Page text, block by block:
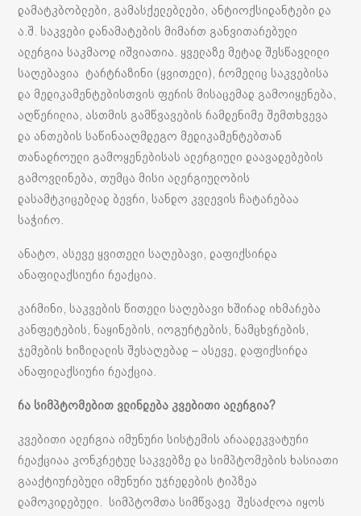
დამატკბობლები, გამასქელებლები, ანტიოქსიდანტები და
ა.შ. საკვები დანამატების მიმართ განვითარებული
ალერგია საკმაოდ იშვიათია. ყველაზე მეტად შესწავლილი
საღებავია ტარტრაზინი (ყვითელი), რომელიც საკვებისა
და მედიკამენტებისთვის ფერის მისაცემად გამოიყენება,
აღწერილია, ასთმის გამწვავების რამდენიმე შემთხვევა
და ანთების საწინააღმდეგო მედიკამენტებთან
თანადროული გამოყენებისას ალერგიული დაავადებების
გამოვლინება, თუმცა მისი ალერგიულობის
დასამტკიცებლად ბევრი, სანდო კვლევის ჩატარებაა
საჭირო.
ანატო, ასევე ყვითელი საღებავი, დაფიქსირდა
ანაფილაქსიური რეაქცია.
კარმინი, საკვების წითელი საღებავი ხშირად იხმარება
კანფეტების, ნაყინების, იოგურტების, ნამცხვრების,
ჯემების ხიზილალის შესაღებად – ასევე, დაფიქსირდა
ანაფილაქსიური რეაქცია.
რა სიმპტომებით ვლინდება კვებითი ალერგია?
კვებითი ალერგია იმუნური სისტემის არაადეკვატური
რეაქციაა კონკრეტულ საკვებზე და სიმპტომების ხასიათი
გააქტიურებული იმუნური უჯრედების ტიპზეა
დამოკიდებული. სიმპტომთა სიმწვავე შესაძლოა იყოს